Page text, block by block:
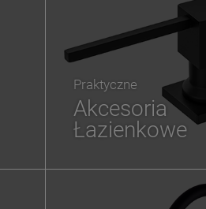
Praktyczne
Akcesoria
Łazienkowe